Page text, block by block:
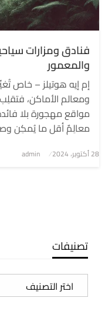
فنادق ومزارات
والمعمور
إم إيه هوتيلز – خاص
ومعالم الأماكن،
مواقع مهجورة بلا
معالِمٌ أقل ما يُمكِن
نُشر
28 أكتوبر، 2024 admin
تصنيفات
تصنيفات